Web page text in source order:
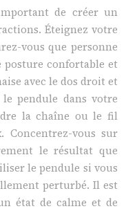
de créer un
Éteignez votre
vous que personne
confortable et
avec le dos droit et
pendule dans votre
la chaîne ou le fil
vous sur
le résultat que
le pendule si vous
perturbé. Il est
état de calme et de